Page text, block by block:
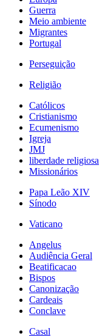
Guerra
Meio ambiente
Migrantes
Portugal
Perseguição
Religião
Católicos
Cristianismo
Ecumenismo
Igreja
JMJ
liberdade religiosa
Missionários
Papa Leão XIV
Sínodo
Vaticano
Angelus
Audiência Geral
Beatificacao
Bispos
Canonização
Cardeais
Conclave
Casal